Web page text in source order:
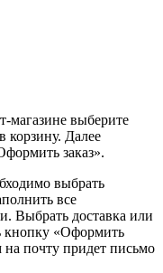
магазине выберите
корзину. Далее
заказ».
выбрать
все
Выбрать доставка или
кнопку «Оформить
на почту придет письмо